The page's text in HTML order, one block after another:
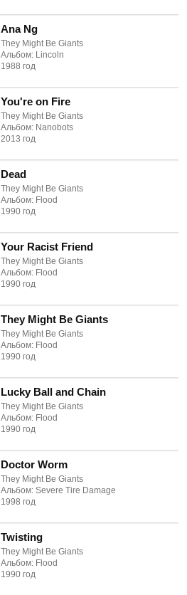
Ana Ng
They Might Be Giants
Альбом: Lincoln
1988 год
You're on Fire
They Might Be Giants
Альбом: Nanobots
2013 год
Dead
They Might Be Giants
Альбом: Flood
1990 год
Your Racist Friend
They Might Be Giants
Альбом: Flood
1990 год
They Might Be Giants
They Might Be Giants
Альбом: Flood
1990 год
Lucky Ball and Chain
They Might Be Giants
Альбом: Flood
1990 год
Doctor Worm
They Might Be Giants
Альбом: Severe Tire Damage
1998 год
Twisting
They Might Be Giants
Альбом: Flood
1990 год